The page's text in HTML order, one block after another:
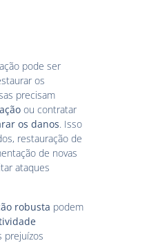
pode ser
os
precisam
ou contratar
os danos. Isso
restauração de
de novas
ataques
robusta podem
prejuízos